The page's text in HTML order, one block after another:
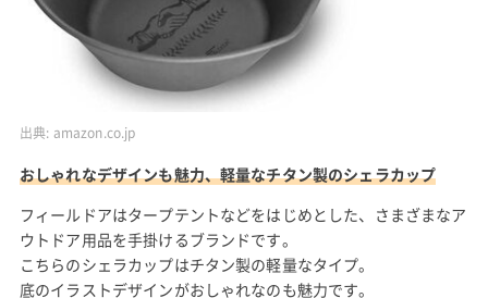
出典: amazon.co.jp
おしゃれなデザインも魅力、軽量なチタン製のシェラカップ
フィールドアはタープテントなどをはじめとした、さまざまなア
ウトドア用品を手掛けるブランドです。
こちらのシェラカップはチタン製の軽量なタイプ。
底のイラストデザインがおしゃれなのも魅力です。